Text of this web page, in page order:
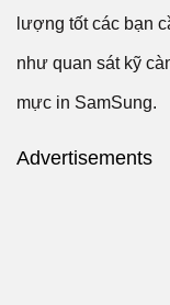
lượng tốt các bạn
như quan sát kỹ
mực in SamSung.
Advertisements